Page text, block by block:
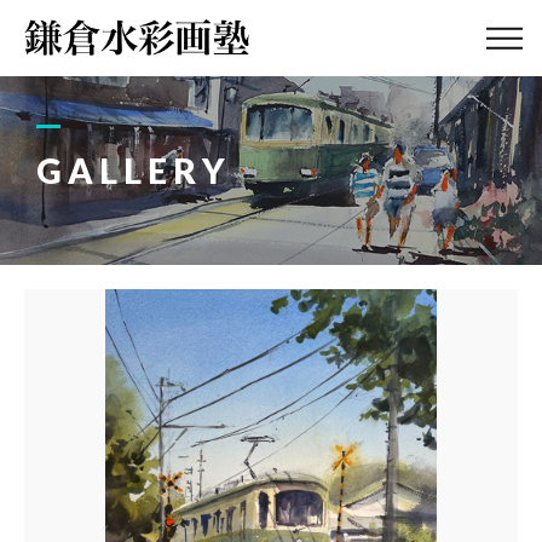
GALLERY
ABOUT
画塾紹介・
アクセス
LESSON
教室案内
作品集
PROFILE
塾長紹介
BLOG
画塾ブログ